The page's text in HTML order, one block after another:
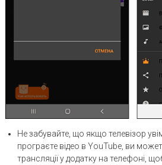
Не забувайте, що якщо телевізор
програєте відео в YouTube, ви
трансляції у додатку на телефоні,